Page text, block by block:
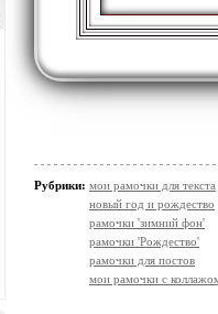
Рубрики: мои рамочки для текста
новый год и рождество
рамочки 'зимний фон'
рамочки 'Рождество'
рамочки для постов
мои рамочки с